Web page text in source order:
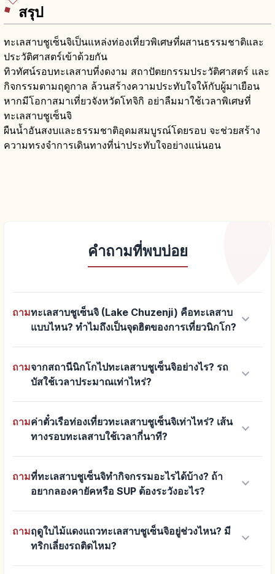
สรุป
ทะเลสาบชูเซ็นจิเป็นแหล่งท่องเที่ยวพิเศษที่ผสานธรรมชาติและ
ประวัติศาสตร์เข้าด้วยกัน
ทิวทัศน์รอบทะเลสาบที่งดงาม สถาปัตยกรรมประวัติศาสตร์ และ
กิจกรรมตามฤดูกาล ล้วนสร้างความประทับใจให้กับผู้มาเยือน
หากมีโอกาสมาเที่ยวจังหวัดโทจิกิ อย่าลืมมาใช้เวลาพิเศษที่
ทะเลสาบชูเซ็นจิ
ผืนน้ำอันสงบและธรรมชาติอุดมสมบูรณ์โดยรอบ จะช่วยสร้าง
ความทรงจำการเดินทางที่น่าประทับใจอย่างแน่นอน
คำถามที่พบบ่อย
ถามทะเลสาบชูเซ็นจิ (Lake Chuzenji) คือทะเลสาบ
แบบไหน? ทำไมถึงเป็นจุดฮิตของการเที่ยวนิกโก? keyboard_arrow_down
ถามจากสถานีนิกโกไปทะเลสาบชูเซ็นจิอย่างไร? รถ
บัสใช้เวลาประมาณเท่าไหร่?
keyboard_arrow_down
ถามค่าตั๋วเรือท่องเที่ยวทะเลสาบชูเซ็นจิเท่าไหร่? เส้น
ทางรอบทะเลสาบใช้เวลากี่นาที?
keyboard_arrow_down
ถามที่ทะเลสาบชูเซ็นจิทำกิจกรรมอะไรได้บ้าง? ถ้า
อยากลองคายัคหรือ SUP ต้องระวังอะไร?
keyboard_arrow_down
ถามฤดูใบไม้แดงแถวทะเลสาบชูเซ็นจิอยู่ช่วงไหน? มี
ทริกเลี่ยงรถติดไหม?
keyboard_arrow_down